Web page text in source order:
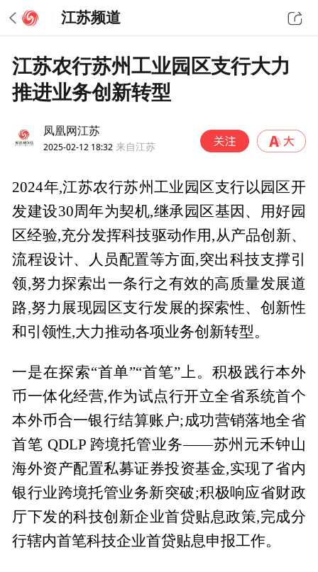
江苏频道
江苏农行苏州工业园区支行大力
推进业务创新转型
凤凰网江苏
2025-02-12 18:32 来自江苏
2024年,江苏农行苏州工业园区支行以园区开
发建设30周年为契机,继承园区基因、用好园
区经验,充分发挥科技驱动作用,从产品创新、
流程设计、人员配置等方面,突出科技支撑引
领,努力探索出一条行之有效的高质量发展道
路,努力展现园区支行发展的探索性、创新性
和引领性,大力推动各项业务创新转型。
一是在探索“首单”“首笔”上。积极践行本外
币一体化经营,作为试点行开立全省系统首个
本外币合一银行结算账户;成功营销落地全省
首笔 QDLP 跨境托管业务——苏州元禾钟山
海外资产配置私募证券投资基金,实现了省内
银行业跨境托管业务新突破;积极响应省财政
厅下发的科技创新企业首贷贴息政策,完成分
行辖内首笔科技企业首贷贴息申报工作。